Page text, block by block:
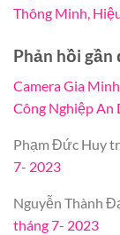
Thông Minh,
Phản hồi gần
Camera Gia Minh
Công Nghiệp An
Phạm Đức Huy
7- 2023
Nguyễn Thành
tháng 7- 2023